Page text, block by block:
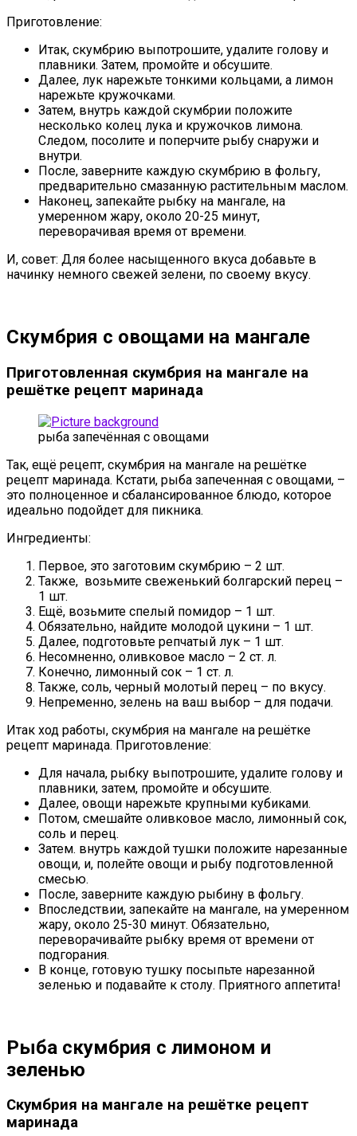
Приготовление:
Итак, скумбрию выпотрошите, удалите голову и
плавники. Затем, промойте и обсушите.
Далее, лук нарежьте тонкими кольцами, а лимон
нарежьте кружочками.
Затем, внутрь каждой скумбрии положите
несколько колец лука и кружочков лимона.
Следом, посолите и поперчите рыбу снаружи и
внутри.
После, заверните каждую скумбрию в фольгу,
предварительно смазанную растительным маслом.
Наконец, запекайте рыбку на мангале, на
умеренном жару, около 20-25 минут,
переворачивая время от времени.
И, совет: Для более насыщенного вкуса добавьте в
начинку немного свежей зелени, по своему вкусу.
Скумбрия с овощами на мангале
Приготовленная скумбрия на мангале на
решётке рецепт маринада
рыба запечённая с овощами
Так, ещё рецепт, скумбрия на мангале на решётке
рецепт маринада. Кстати, рыба запеченная с овощами, –
это полноценное и сбалансированное блюдо, которое
идеально подойдет для пикника.
Ингредиенты:
Первое, это заготовим скумбрию – 2 шт.
Также, возьмите свеженький болгарский перец –
1 шт.
Ещё, возьмите спелый помидор – 1 шт.
Обязательно, найдите молодой цукини – 1 шт.
Далее, подготовьте репчатый лук – 1 шт.
Несомненно, оливковое масло – 2 ст. л.
Конечно, лимонный сок – 1 ст. л.
Также, соль, черный молотый перец – по вкусу.
Непременно, зелень на ваш выбор – для подачи.
Итак ход работы, скумбрия на мангале на решётке
рецепт маринада. Приготовление:
Для начала, рыбку выпотрошите, удалите голову и
плавники, затем, промойте и обсушите.
Далее, овощи нарежьте крупными кубиками.
Потом, смешайте оливковое масло, лимонный сок,
соль и перец.
Затем. внутрь каждой тушки положите нарезанные
овощи, и, полейте овощи и рыбу подготовленной
смесью.
После, заверните каждую рыбину в фольгу.
Впоследствии, запекайте на мангале, на умеренном
жару, около 25-30 минут. Обязательно,
переворачивайте рыбку время от времени от
подгорания.
В конце, готовую тушку посыпьте нарезанной
зеленью и подавайте к столу. Приятного аппетита!
Рыба скумбрия с лимоном и
зеленью
Скумбрия на мангале на решётке рецепт
маринада